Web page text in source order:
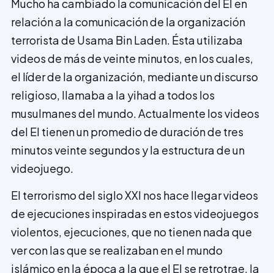
Mucho ha cambiado la comunicación del EI en
relación a la comunicación de la organización
terrorista de Usama Bin Laden. Ésta utilizaba
videos de más de veinte minutos, en los cuales,
el líder de la organización, mediante un discurso
religioso, llamaba a la yihad a todos los
musulmanes del mundo. Actualmente los videos
del EI tienen un promedio de duración de tres
minutos veinte segundos y la estructura de un
videojuego.
El terrorismo del siglo XXI nos hace llegar videos
de ejecuciones inspiradas en estos videojuegos
violentos, ejecuciones, que no tienen nada que
ver con las que se realizaban en el mundo
islámico en la época a la que el EI se retrotrae, la